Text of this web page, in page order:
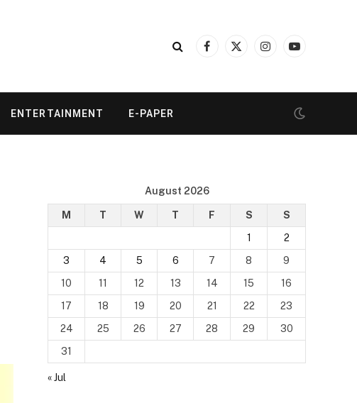
Facebook
X
InstagramYouTube
ENTERTAINMENT E-PAPER
August 2026
M T W T F S
S
1
2
3
4 5 6 7 8
9
10
11 12 13 14 15
16
17
18 19 20 21 22
23
24
25 26 27 28 29
30
31
« Jul